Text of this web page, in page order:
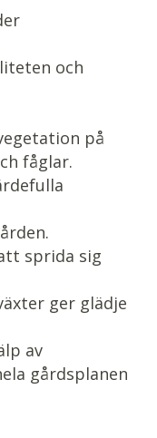
och
på
fåglar.
sprida sig
ger glädje
av
gårdsplanen